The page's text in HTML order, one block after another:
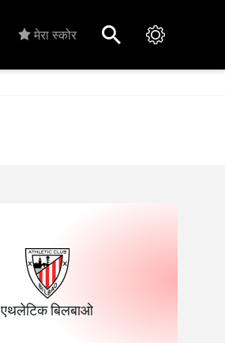
मेरा स्कोर
एथलेटिक बिलबाओ